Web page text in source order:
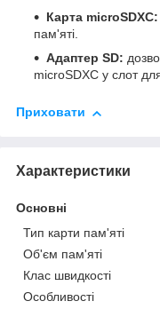
Карта microSDXC:
пам'яті.
Адаптер SD:
microSDXC у слот
Приховати
Характеристики
Основні
Тип карти пам'яті
Об'єм пам'яті
Клас швидкості
Особливості